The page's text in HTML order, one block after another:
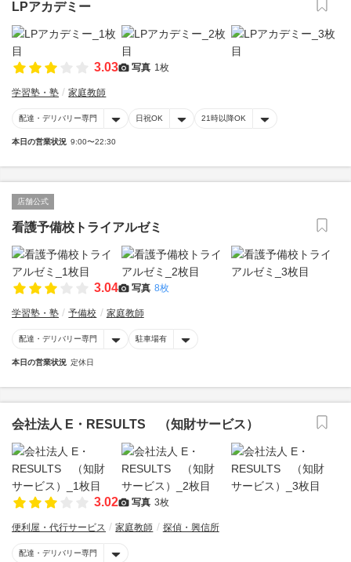
LPアカデミー
3.03 写真 1枚
学習塾・塾 家庭教師
配達・デリバリー専門 日祝OK 21時以降OK
本日の営業状況 9:00〜22:30
店舗公式
看護予備校トライアルゼミ
3.04 写真 8枚
学習塾・塾 予備校 家庭教師
配達・デリバリー専門 駐車場有
本日の営業状況 定休日
会社法人 E・RESULTS （知財サービス）
3.02 写真 3枚
便利屋・代行サービス 家庭教師 探偵・興信所
配達・デリバリー専門